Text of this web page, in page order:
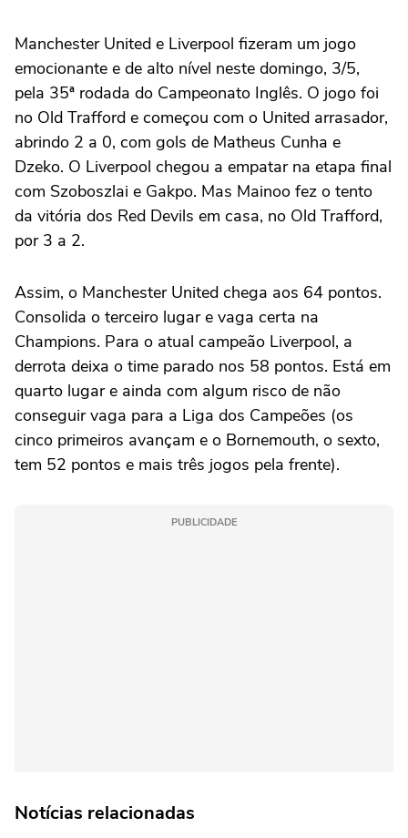
Manchester United e Liverpool fizeram um jogo
emocionante e de alto nível neste domingo, 3/5,
pela 35ª rodada do Campeonato Inglês. O jogo foi
no Old Trafford e começou com o United arrasador,
abrindo 2 a 0, com gols de Matheus Cunha e
Dzeko. O Liverpool chegou a empatar na etapa final
com Szoboszlai e Gakpo. Mas Mainoo fez o tento
da vitória dos Red Devils em casa, no Old Trafford,
por 3 a 2.
Assim, o Manchester United chega aos 64 pontos.
Consolida o terceiro lugar e vaga certa na
Champions. Para o atual campeão Liverpool, a
derrota deixa o time parado nos 58 pontos. Está em
quarto lugar e ainda com algum risco de não
conseguir vaga para a Liga dos Campeões (os
cinco primeiros avançam e o Bornemouth, o sexto,
tem 52 pontos e mais três jogos pela frente).
PUBLICIDADE
Notícias relacionadas